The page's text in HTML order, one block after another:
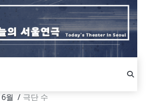
6월 극단 수